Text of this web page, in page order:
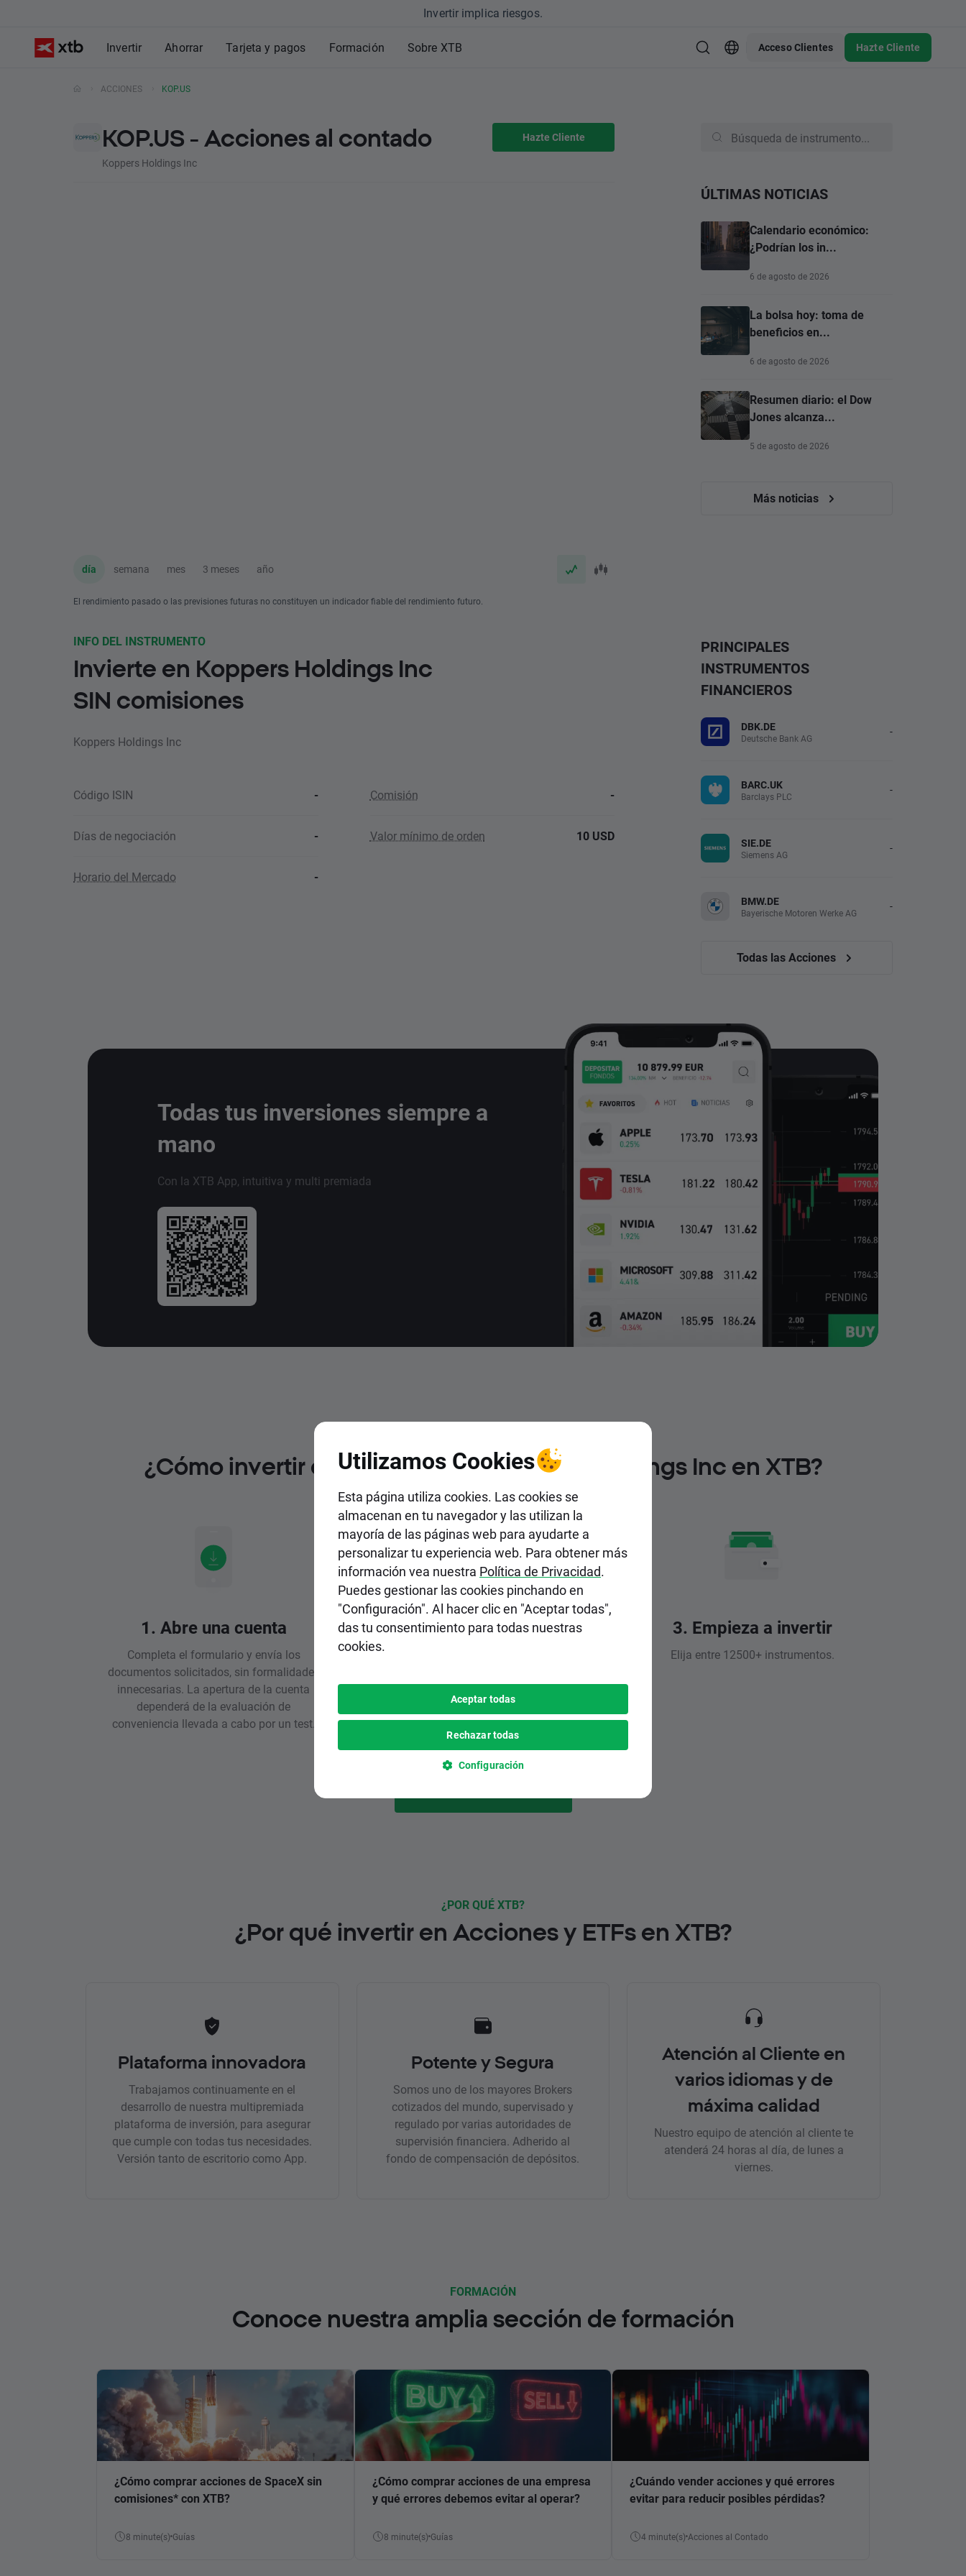
Invertir implica riesgos.
Invertir Ahorrar Tarjeta y pagos Formación Sobre XTB Acceso Clientes Hazte Cliente
ACCIONES KOP.US
KOP.US - Acciones al contado
Koppers Holdings Inc
Hazte Cliente
día semana mes 3 meses año
El rendimiento pasado o las previsiones futuras no constituyen un indicador fiable del rendimiento futuro.
ÚLTIMAS NOTICIAS
Calendario económico:
¿Podrían los in...
6 de agosto de 2026
La bolsa hoy: toma de
beneficios en...
6 de agosto de 2026
Resumen diario: el Dow
Jones alcanza...
5 de agosto de 2026
Más noticias
INFO DEL INSTRUMENTO
Invierte en Koppers Holdings Inc
SIN comisiones
Koppers Holdings Inc
Código ISIN - Comisión -
Días de negociación - Valor mínimo de orden 10 USD
Horario del Mercado -
PRINCIPALES
INSTRUMENTOS
FINANCIEROS
DBK.DE
Deutsche Bank AG -
BARC.UK
Barclays PLC -
SIE.DE
Siemens AG -
BMW.DE
Bayerische Motoren Werke AG -
Todas las Acciones
Todas tus inversiones siempre a
mano
Con la XTB App, intuitiva y multi premiada
¿Cómo invertir en Acciones de Koppers Holdings Inc en XTB?
1. Abre una cuenta
Completa el formulario y envía los
documentos solicitados, sin formalidades
innecesarias. La apertura de la cuenta
dependerá de la evaluación de
conveniencia llevada a cabo por un test.
2. Realiza un depósito
inlcuyendo pagos instantáneos y
gratuitos.
3. Empieza a invertir
Elija entre 12500+ instrumentos.
¿POR QUÉ XTB?
¿Por qué invertir en Acciones y ETFs en XTB?
Plataforma innovadora
Trabajamos continuamente en el
desarrollo de nuestra multipremiada
plataforma de inversión, para asegurar
que cumple con todas tus necesidades.
Versión tanto de escritorio como App.
Potente y Segura
Somos uno de los mayores Brokers
cotizados del mundo, supervisado y
regulado por varias autoridades de
supervisión financiera. Adherido al
fondo de compensación de depósitos.
Atención al Cliente en
varios idiomas y de
máxima calidad
Nuestro equipo de atención al cliente te
atenderá 24 horas al día, de lunes a
viernes.
FORMACIÓN
Conoce nuestra amplia sección de formación
¿Cómo comprar acciones de SpaceX sin
comisiones* con XTB?
8 minute(s) Guías
¿Cómo comprar acciones de una empresa
y qué errores debemos evitar al operar?
8 minute(s) Guías
¿Cuándo vender acciones y qué errores
evitar para reducir posibles pérdidas?
4 minute(s) Acciones al Contado
Utilizamos Cookies
Esta página utiliza cookies. Las cookies se
almacenan en tu navegador y las utilizan la
mayoría de las páginas web para ayudarte a
personalizar tu experiencia web. Para obtener más
información vea nuestra Política de Privacidad.
Puedes gestionar las cookies pinchando en
"Configuración". Al hacer clic en "Aceptar todas",
das tu consentimiento para todas nuestras
cookies.
Aceptar todas
Rechazar todas
Configuración